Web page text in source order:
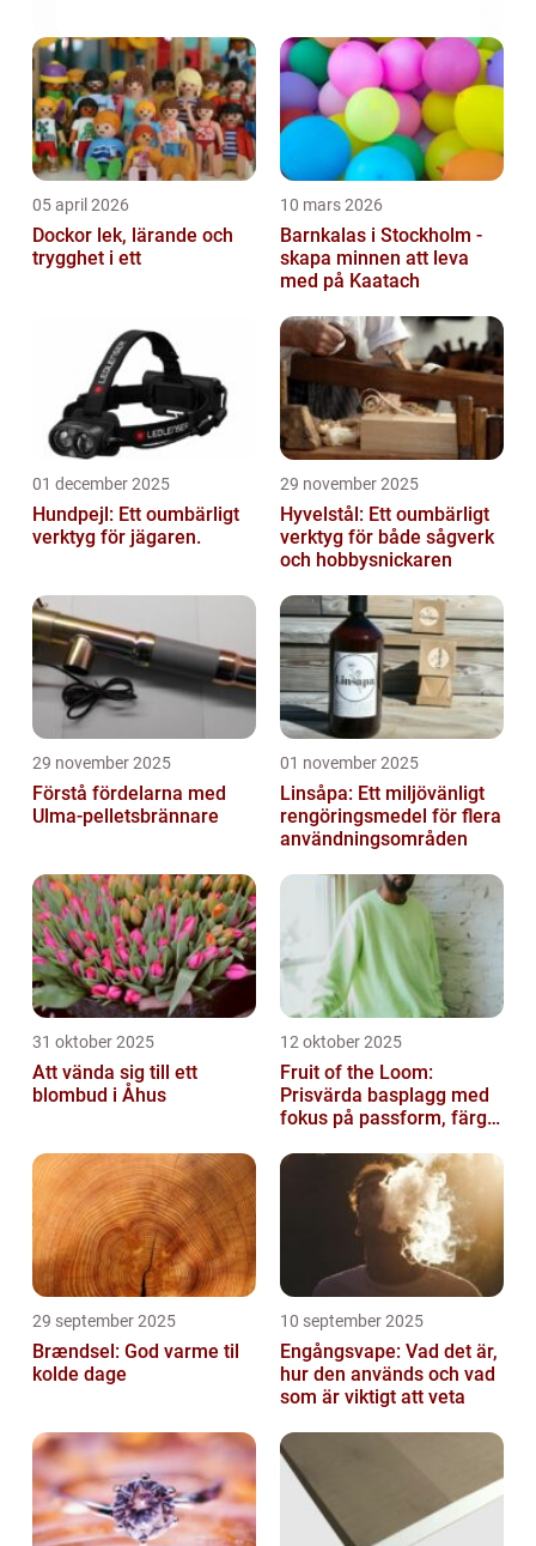
05 april 2026
Dockor lek, lärande och
trygghet i ett
10 mars 2026
Barnkalas i Stockholm -
skapa minnen att leva
med på Kaatach
01 december 2025
Hundpejl: Ett oumbärligt
verktyg för jägaren.
29 november 2025
Hyvelstål: Ett oumbärligt
verktyg för både sågverk
och hobbysnickaren
29 november 2025
Förstå fördelarna med
Ulma-pelletsbrännare
01 november 2025
Linsåpa: Ett miljövänligt
rengöringsmedel för flera
användningsområden
31 oktober 2025
Att vända sig till ett
blombud i Åhus
12 oktober 2025
Fruit of the Loom:
Prisvärda basplagg med
fokus på passform, färg
29 september 2025
Brændsel: God varme til
kolde dage
10 september 2025
Engångsvape: Vad det är,
hur den används och vad
som är viktigt att veta